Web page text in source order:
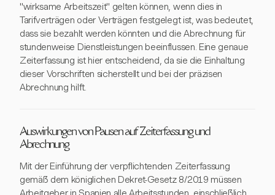
"wirksame Arbeitszeit" gelten können, wenn dies in
Tarifverträgen oder Verträgen festgelegt ist, was bedeutet,
dass sie bezahlt werden könnten und die Abrechnung für
stundenweise Dienstleistungen beeinflussen. Eine genaue
Zeiterfassung ist hier entscheidend, da sie die Einhaltung
dieser Vorschriften sicherstellt und bei der präzisen
Abrechnung hilft.
Auswirkungen von Pausen auf Zeiterfassung und
Abrechnung
Mit der Einführung der verpflichtenden Zeiterfassung
gemäß dem königlichen Dekret-Gesetz 8/2019 müssen